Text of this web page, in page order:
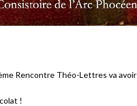
Rencontre Théo-Lettres va
!